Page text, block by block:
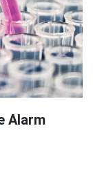
Alarm